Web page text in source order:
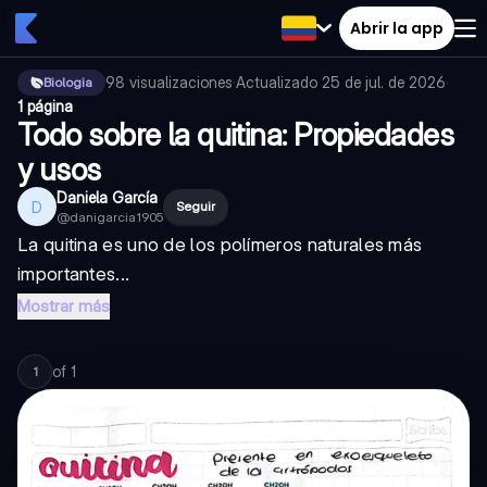
Abrir la app
Biologia 98 visualizaciones·Actualizado 25 de jul. de 2026·
1 página
Todo sobre la quitina: Propiedades
y usos
D Daniela García
@danigarcia1905
Seguir
La quitina es uno de los polímeros naturales más
importantes...
Mostrar más
1 of 1